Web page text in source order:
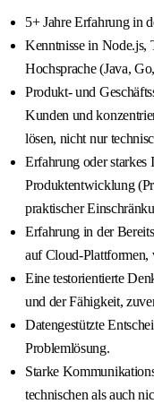
5+ Jahre Erfahrung in
Kenntnisse in Node.js,
Hochsprache (Java,
Produkt- und
Kunden und
lösen, nicht nur
Erfahrung oder
Produktentwicklung
praktischer
Erfahrung in der
auf Cloud-Plattformen,
Eine testorientierte
und der Fähigkeit,
Datengestützte
Problemlösung.
Starke
technischen als auch